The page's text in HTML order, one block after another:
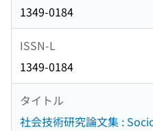
1349-0184
ISSN-L
1349-0184
タイトル
社会技術研究論文集 :